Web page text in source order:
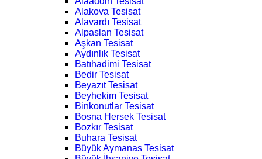
Alakova Tesisat
Alavardı Tesisat
Alpaslan Tesisat
Aşkan Tesisat
Aydınlık Tesisat
Batıhadimi Tesisat
Bedir Tesisat
Beyazıt Tesisat
Beyhekim Tesisat
Binkonutlar Tesisat
Bosna Hersek Tesisat
Bozkır Tesisat
Buhara Tesisat
Büyük Aymanas Tesisat